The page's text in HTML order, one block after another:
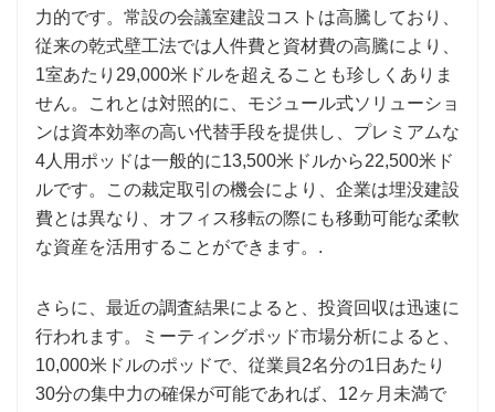
力的です。常設の会議室建設コストは高騰しており、
従来の乾式壁工法では人件費と資材費の高騰により、
1室あたり29,000米ドルを超えることも珍しくありま
せん。これとは対照的に、モジュール式ソリューショ
ンは資本効率の高い代替手段を提供し、プレミアムな
4人用ポッドは一般的に13,500米ドルから22,500米ド
ルです。この裁定取引の機会により、企業は埋没建設
費とは異なり、オフィス移転の際にも移動可能な柔軟
な資産を活用することができます。.
さらに、最近の調査結果によると、投資回収は迅速に
行われます。ミーティングポッド市場分析によると、
10,000米ドルのポッドで、従業員2名分の1日あたり
30分の集中力の確保が可能であれば、12ヶ月未満で